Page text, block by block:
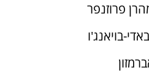
פרוזנפר
בויאנג'ו